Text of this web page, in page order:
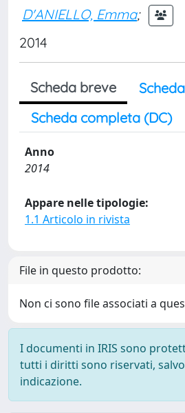
D'ANIELLO, Emma;
2014
Scheda breve
Scheda completa (DC)
Anno
2014
Appare nelle tipologie:
1.1 Articolo in rivista
File in questo prodotto:
Non ci sono file associati a
I documenti in IRIS sono
tutti i diritti sono riservati,
indicazione.